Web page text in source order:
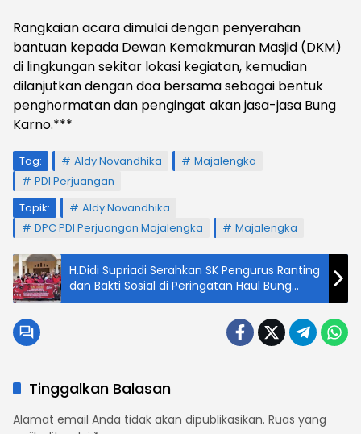
‎Rangkaian acara dimulai dengan penyerahan
bantuan kepada Dewan Kemakmuran Masjid (DKM)
di lingkungan sekitar lokasi kegiatan, kemudian
dilanjutkan dengan doa bersama sebagai bentuk
penghormatan dan pengingat akan jasa-jasa Bung
Karno.***
Tag: Aldy Novandhika
Majalengka
PDI Perjuangan
Topik:
Aldy Novandhika
DPC PDI Perjuangan Majalengka
Majalengka
H.Didi Supriadi Serahkan SK Pengurus Ranting
dan Bakti Sosial di Peringatan Haul Bung
Karno
Tinggalkan Balasan
Alamat email Anda tidak akan dipublikasikan. Ruas yang